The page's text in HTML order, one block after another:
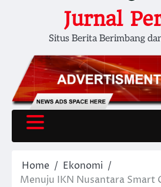
Jurnal
Situs Berita Berimbang
Home
Ekonomi
Menuju IKN Nusantara Smart